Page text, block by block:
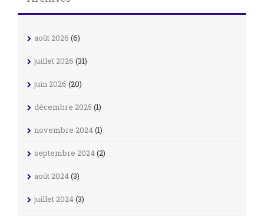
août 2026 (6)
juillet 2026 (31)
juin 2026 (20)
décembre 2025 (1)
novembre 2024(1)
septembre 2024(2)
août 2024(3)
juillet 2024(3)